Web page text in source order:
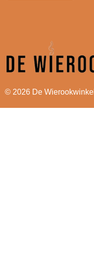
© 2026 De Wierookwinkel